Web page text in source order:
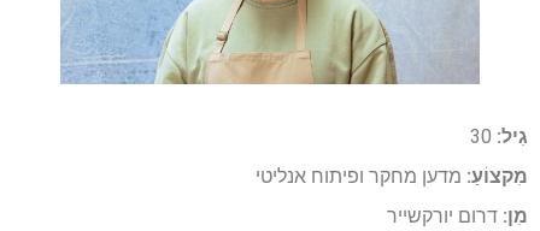
גִיל: 30
מִקצוֹעַ: מדען מחקר ופיתוח אנליטי
מִן: דרום יורקשייר